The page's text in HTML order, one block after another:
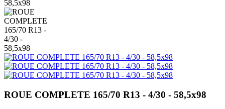
ROUE COMPLETE 165/70 R13 - 4/30 - 58,5x98